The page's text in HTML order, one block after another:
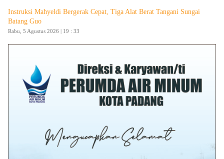
Instruksi Mahyeldi Bergerak Cepat, Tiga Alat Berat Tangani Sungai
Batang Guo
Rabu, 5 Agustus 2026 | 19 : 33